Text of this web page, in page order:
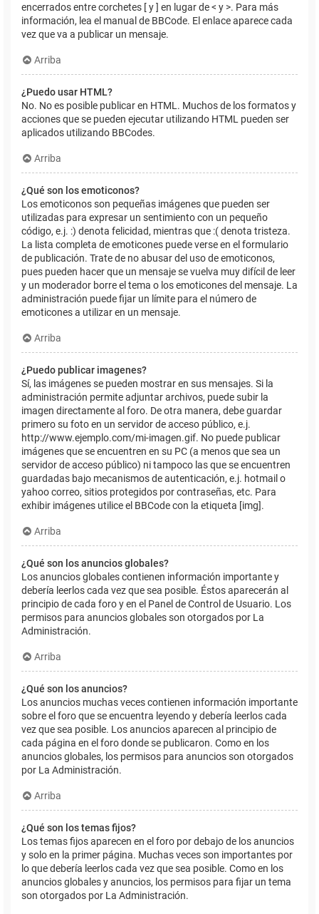
encerrados entre corchetes [ y ] en lugar de < y >. Para más
información, lea el manual de BBCode. El enlace aparece cada
vez que va a publicar un mensaje.
Arriba
¿Puedo usar HTML?
No. No es posible publicar en HTML. Muchos de los formatos y
acciones que se pueden ejecutar utilizando HTML pueden ser
aplicados utilizando BBCodes.
Arriba
¿Qué son los emoticonos?
Los emoticonos son pequeñas imágenes que pueden ser
utilizadas para expresar un sentimiento con un pequeño
código, e.j. :) denota felicidad, mientras que :( denota tristeza.
La lista completa de emoticones puede verse en el formulario
de publicación. Trate de no abusar del uso de emoticonos,
pues pueden hacer que un mensaje se vuelva muy difícil de leer
y un moderador borre el tema o los emoticones del mensaje. La
administración puede fijar un límite para el número de
emoticones a utilizar en un mensaje.
Arriba
¿Puedo publicar imagenes?
Sí, las imágenes se pueden mostrar en sus mensajes. Si la
administración permite adjuntar archivos, puede subir la
imagen directamente al foro. De otra manera, debe guardar
primero su foto en un servidor de acceso público, e.j.
http://www.ejemplo.com/mi-imagen.gif. No puede publicar
imágenes que se encuentren en su PC (a menos que sea un
servidor de acceso público) ni tampoco las que se encuentren
guardadas bajo mecanismos de autenticación, e.j. hotmail o
yahoo correo, sitios protegidos por contraseñas, etc. Para
exhibir imágenes utilice el BBCode con la etiqueta [img].
Arriba
¿Qué son los anuncios globales?
Los anuncios globales contienen información importante y
debería leerlos cada vez que sea posible. Éstos aparecerán al
principio de cada foro y en el Panel de Control de Usuario. Los
permisos para anuncios globales son otorgados por La
Administración.
Arriba
¿Qué son los anuncios?
Los anuncios muchas veces contienen información importante
sobre el foro que se encuentra leyendo y debería leerlos cada
vez que sea posible. Los anuncios aparecen al principio de
cada página en el foro donde se publicaron. Como en los
anuncios globales, los permisos para anuncios son otorgados
por La Administración.
Arriba
¿Qué son los temas fijos?
Los temas fijos aparecen en el foro por debajo de los anuncios
y solo en la primer página. Muchas veces son importantes por
lo que debería leerlos cada vez que sea posible. Como en los
anuncios globales y anuncios, los permisos para fijar un tema
son otorgados por La Administración.